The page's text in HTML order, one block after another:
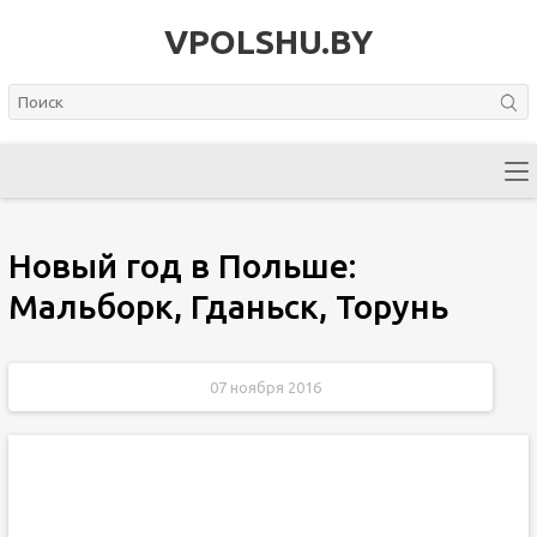
VPOLSHU.BY
Новый год в Польше:
Мальборк, Гданьск, Торунь
07 ноября 2016